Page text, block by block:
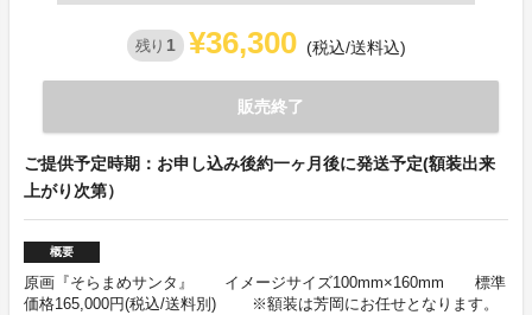
残り 1 ¥36,300 (税込/送料込)
販売終了
ご提供予定時期：お申し込み後約一ヶ月後に発送予定(額装出来
上がり次第）
概要
原画『そらまめサンタ』 イメージサイズ100mm×160mm 標準
価格165,000円(税込/送料別) ※額装は芳岡にお任せとなります。